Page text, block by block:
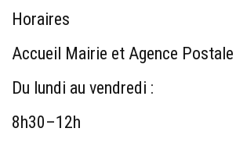
Horaires
Accueil Mairie et Agence Postale
Du lundi au vendredi :
8h30–12h